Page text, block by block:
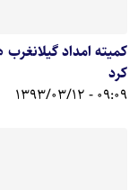
کمیته امداد گیلانغرب
کرد
09:09 - 1393/03/12